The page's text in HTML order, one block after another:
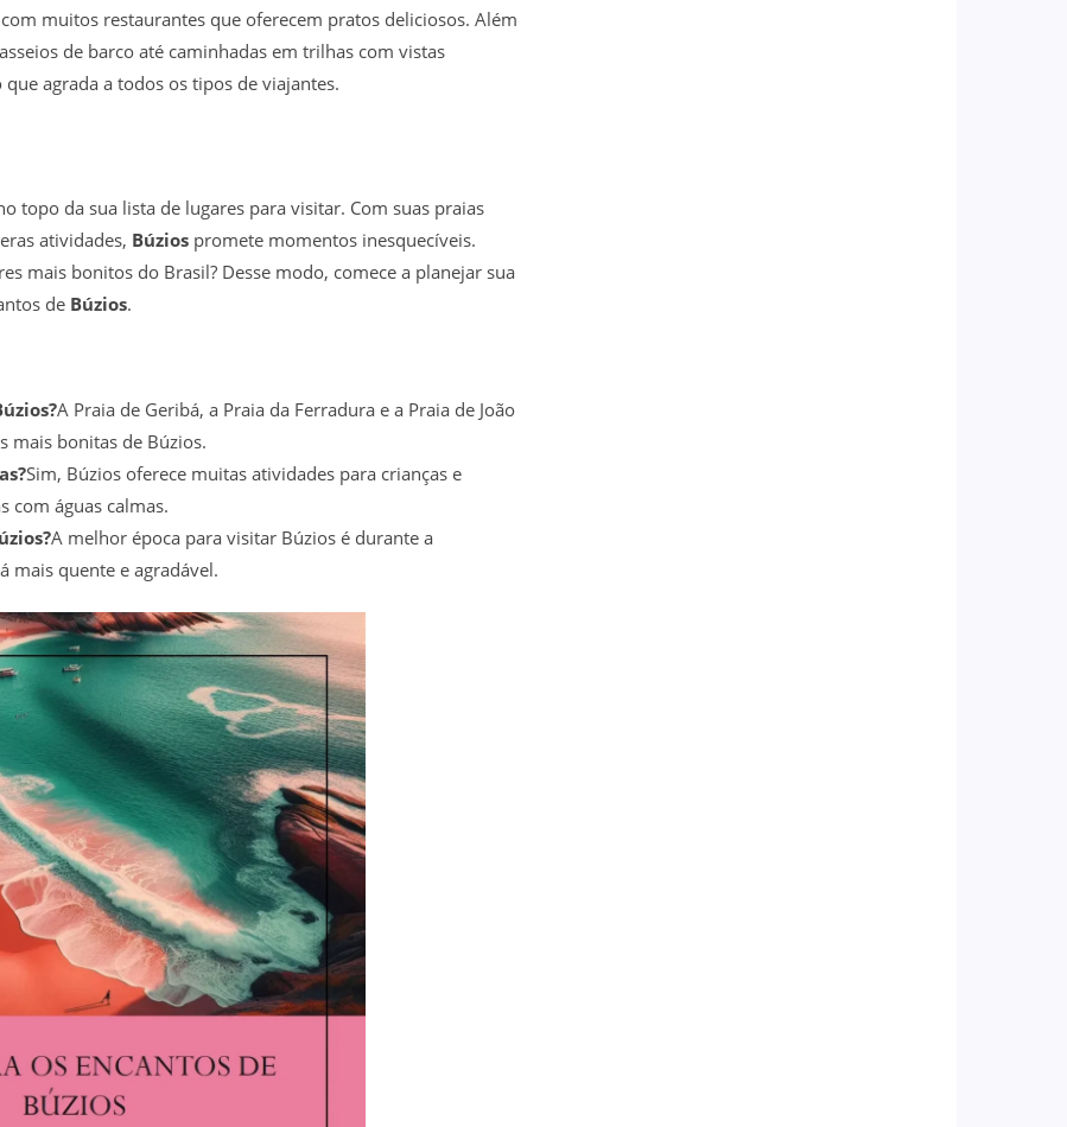
muitos restaurantes que oferecem pratos deliciosos. Além
de barco até caminhadas em trilhas com vistas
agrada a todos os tipos de viajantes.
topo da sua lista de lugares para visitar. Com suas praias
atividades, Búzios promete momentos inesquecíveis.
mais bonitos do Brasil? Desse modo, comece a planejar sua
de Búzios.
A Praia de Geribá, a Praia da Ferradura e a Praia de João
mais bonitas de Búzios.
Sim, Búzios oferece muitas atividades para crianças e
com águas calmas.
A melhor época para visitar Búzios é durante a
mais quente e agradável.